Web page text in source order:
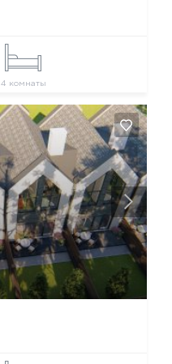
4 комнаты